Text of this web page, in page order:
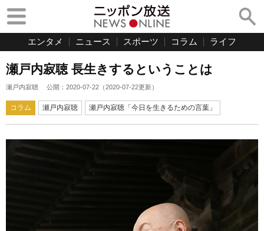
エンタメ ニュース スポーツ コラム ライフ
瀬戸内寂聴 長生きするということは
瀬戸内寂聴 公開： 2020-07-22 （2020-07-22更新）
コラム 瀬戸内寂聴 瀬戸内寂聴「今日を生きるための言葉」